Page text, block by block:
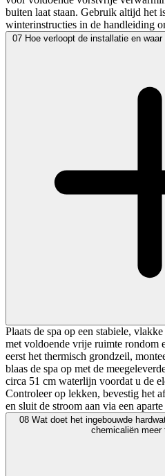
buiten laat staan. Gebruik altijd het
winterinstructies in de handleiding
07 Hoe verloopt de installatie en
Plaats de spa op een stabiele,
met voldoende vrije ruimte rondom
eerst het thermisch grondzeil,
blaas de spa op met de
circa 51 cm waterlijn voordat u de
Controleer op lekken, bevestig het
en sluit de stroom aan via een
08 Wat doet het ingebouwde
chemicaliën meer